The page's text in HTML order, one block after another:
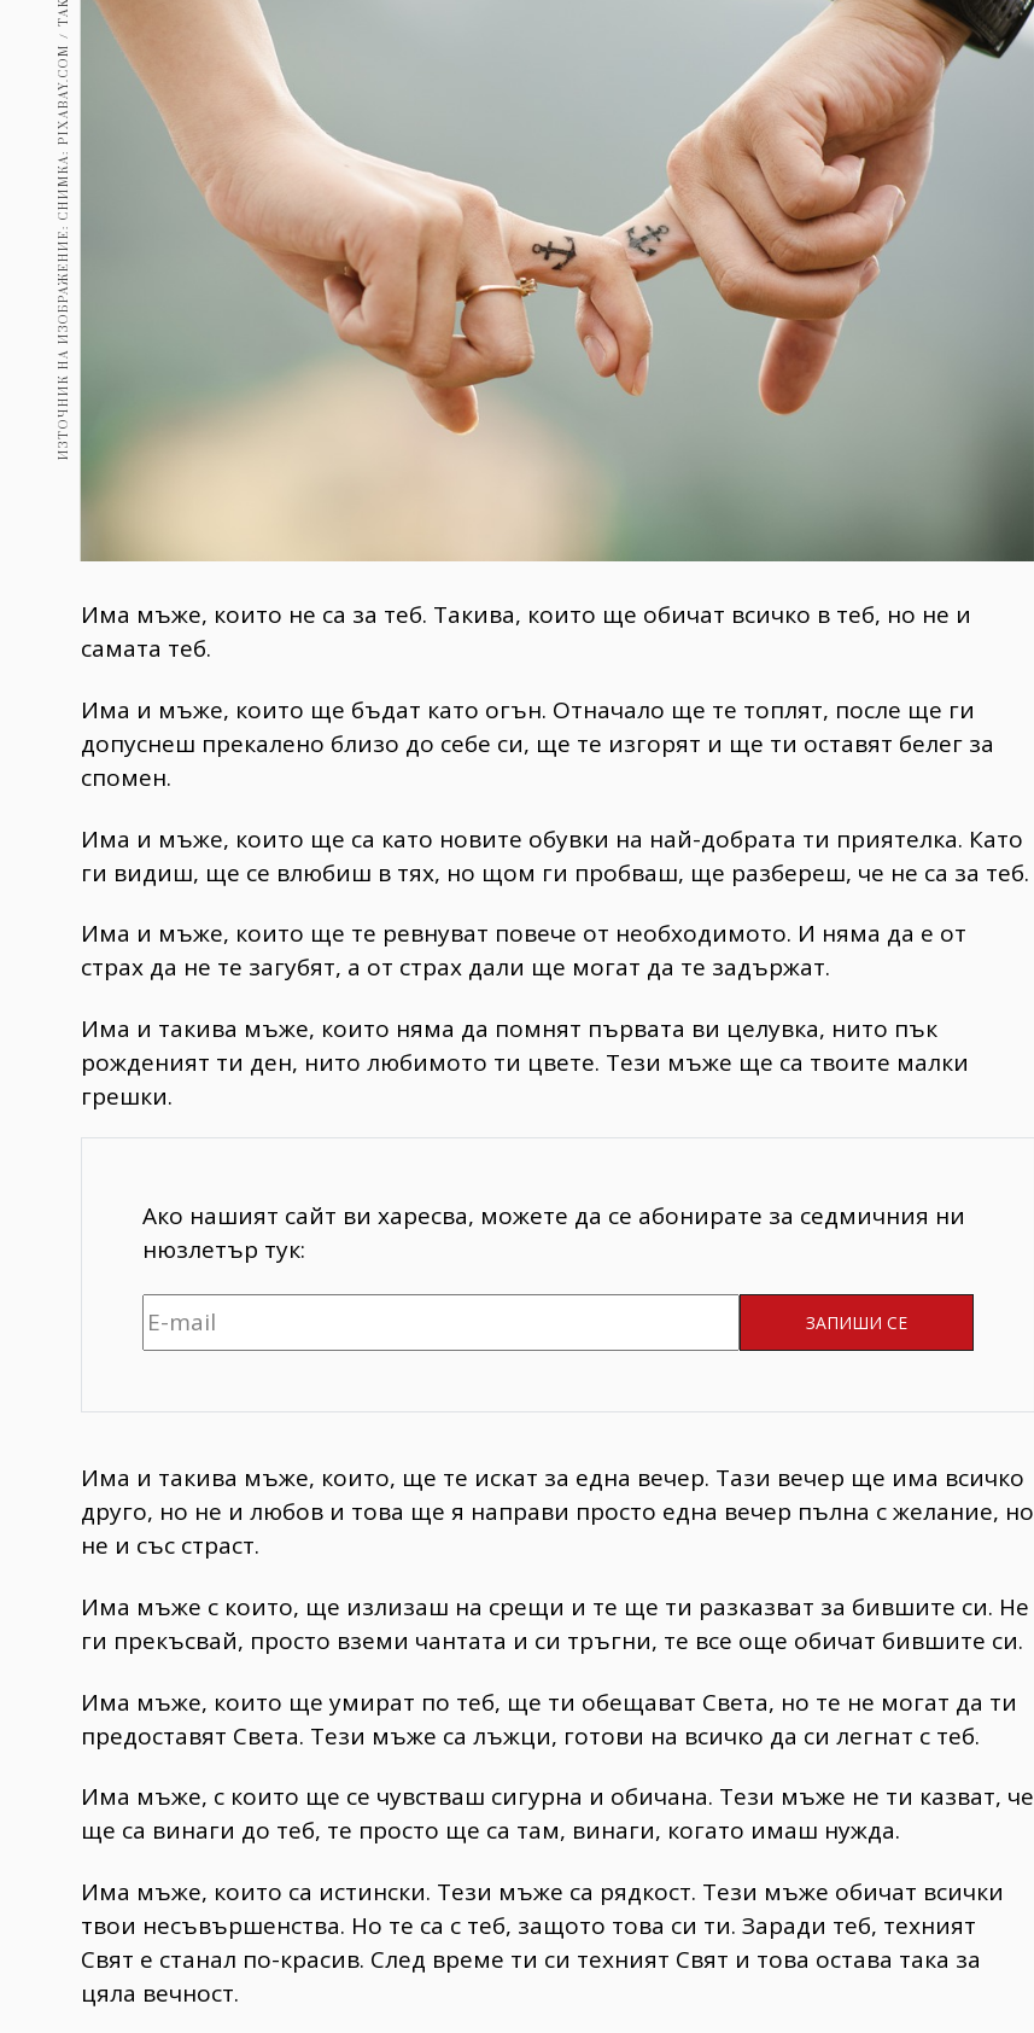
Пътувай
Здраве
Gentlemen
Wellness 1817
ПОСЛЕДВАЙТЕ
НИ
ИЗТОЧНИК НА ИЗОБРАЖЕНИЕ: СНИМКА: PIXABAY.COM / TAKMEOMEO
Има мъже, които не са за теб. Такива, които ще обичат всичко в теб, но не и
самата теб.
Има и мъже, които ще бъдат като огън. Отначало ще те топлят, после ще ги
допуснеш прекалено близо до себе си, ще те изгорят и ще ти оставят белег за
спомен.
Има и мъже, които ще са като новите обувки на най-добрата ти приятелка. Като
ги видиш, ще се влюбиш в тях, но щом ги пробваш, ще разбереш, че не са за теб.
Има и мъже, които ще те ревнуват повече от необходимото. И няма да е от
страх да не те загубят, а от страх дали ще могат да те задържат.
Има и такива мъже, които няма да помнят първата ви целувка, нито пък
рожденият ти ден, нито любимото ти цвете. Тези мъже ще са твоите малки
грешки.
Ако нашият сайт ви харесва, можете да се абонирате за седмичния ни
нюзлетър тук:
Има и такива мъже, които, ще те искат за една вечер. Тази вечер ще има всичко
друго, но не и любов и това ще я направи просто една вечер пълна с желание, но
не и със страст.
Има мъже с които, ще излизаш на срещи и те ще ти разказват за бившите си. Не
ги прекъсвай, просто вземи чантата и си тръгни, те все още обичат бившите си.
Има мъже, които ще умират по теб, ще ти обещават Света, но те не могат да ти
предоставят Света. Тези мъже са лъжци, готови на всичко да си легнат с теб.
Има мъже, с които ще се чувстваш сигурна и обичана. Тези мъже не ти казват, че
ще са винаги до теб, те просто ще са там, винаги, когато имаш нужда.
Има мъже, които са истински. Тези мъже са рядкост. Тези мъже обичат всички
твои несъвършенства. Но те са с теб, защото това си ти. Заради теб, техният
Свят е станал по-красив. След време ти си техният Свят и това остава така за
цяла вечност.